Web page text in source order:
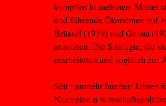
kampflos hinnehmen. Mattei
und führende Ökonomen auf
Brüssel (1919) und Genua
ansetzten. Die Strategie, die
erarbeiteten und sogleich zur
Seit nunmehr hundert Jahren
Nach einem